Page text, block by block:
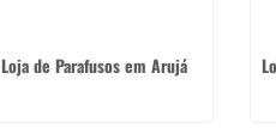
Loja de Parafusos em Arujá